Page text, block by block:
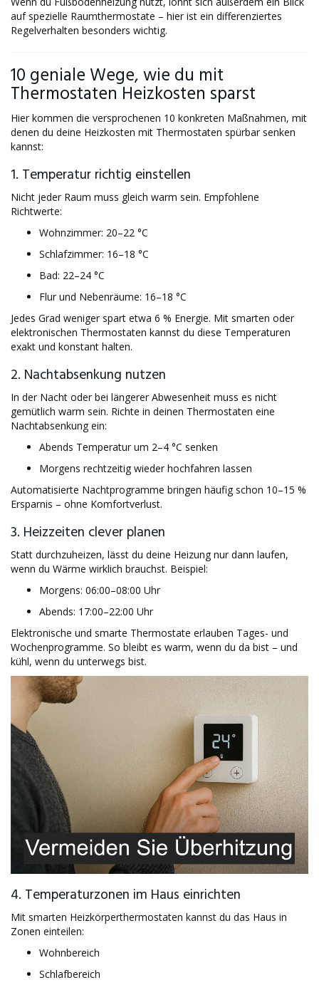
auf spezielle Raumthermostate – hier ist ein differenziertes
Regelverhalten besonders wichtig.
10 geniale Wege, wie du mit
Thermostaten Heizkosten sparst
Hier kommen die versprochenen 10 konkreten Maßnahmen, mit
denen du deine Heizkosten mit Thermostaten spürbar senken
kannst:
1. Temperatur richtig einstellen
Nicht jeder Raum muss gleich warm sein. Empfohlene
Richtwerte:
Wohnzimmer: 20–22 °C
Schlafzimmer: 16–18 °C
Bad: 22–24 °C
Flur und Nebenräume: 16–18 °C
Jedes Grad weniger spart etwa 6 % Energie. Mit smarten oder
elektronischen Thermostaten kannst du diese Temperaturen
exakt und konstant halten.
2. Nachtabsenkung nutzen
In der Nacht oder bei längerer Abwesenheit muss es nicht
gemütlich warm sein. Richte in deinen Thermostaten eine
Nachtabsenkung ein:
Abends Temperatur um 2–4 °C senken
Morgens rechtzeitig wieder hochfahren lassen
Automatisierte Nachtprogramme bringen häufig schon 10–15 %
Ersparnis – ohne Komfortverlust.
3. Heizzeiten clever planen
Statt durchzuheizen, lässt du deine Heizung nur dann laufen,
wenn du Wärme wirklich brauchst. Beispiel:
Morgens: 06:00–08:00 Uhr
Abends: 17:00–22:00 Uhr
Elektronische und smarte Thermostate erlauben Tages- und
Wochenprogramme. So bleibt es warm, wenn du da bist – und
kühl, wenn du unterwegs bist.
4. Temperaturzonen im Haus einrichten
Mit smarten Heizkörperthermostaten kannst du das Haus in
Zonen einteilen:
Wohnbereich
Schlafbereich